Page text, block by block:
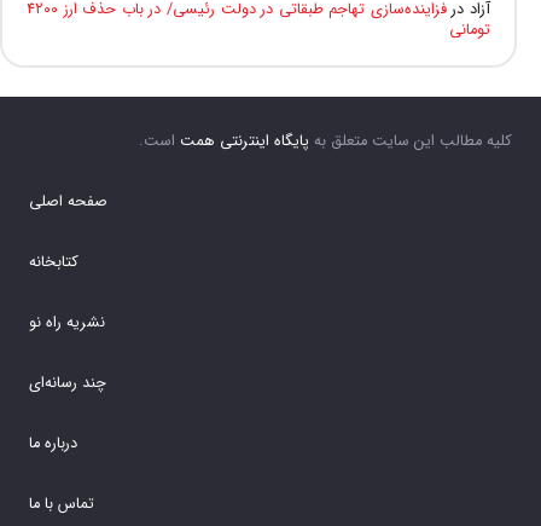
آزاددر
فزاینده‌سازی تهاجم طبقاتی در دولت رئیسی/ در باب حذف ارز ۴۲۰۰
تومانی
کلیه مطالب این سایت متعلق به پایگاه اینترنتی همت است.
صفحه اصلی
کتابخانه
نشریه راه نو
چند رسانه‌ای
درباره ما
تماس با ما